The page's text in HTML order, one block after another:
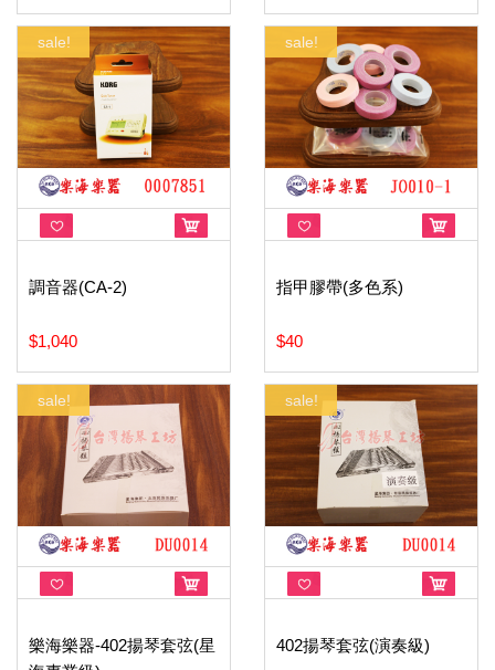
sale!
調音器(CA-2)
$1,040
sale!
指甲膠帶(多色系)
$40
sale!
樂海樂器-402揚琴套弦(星
sale!
402揚琴套弦(演奏級)